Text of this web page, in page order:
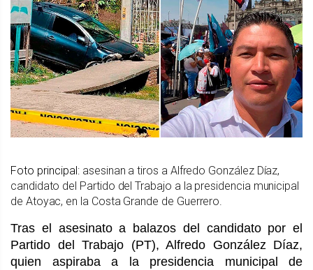
Foto principal: asesinan a tiros a Alfredo González Díaz,
candidato del Partido del Trabajo a la presidencia municipal
de Atoyac, en la Costa Grande de Guerrero.
Tras el asesinato a balazos del candidato por el
Partido del Trabajo (PT), Alfredo González Díaz,
quien aspiraba a la presidencia municipal de